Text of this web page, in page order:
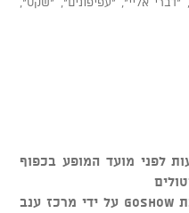
לבטל כרטיסים עד 48 שעות לפני מועד המופע בכפוף
* מוצר זה נמכר באמצעות מערכת GOSHOW על ידי מרכז ענב